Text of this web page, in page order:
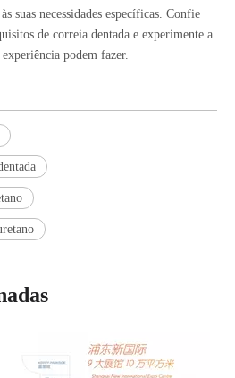
suas necessidades específicas. Confie
de correia dentada e experimente a
podem fazer.
um papel crucial no funcionamento